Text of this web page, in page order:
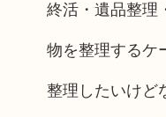
終活・遺品整理
物を整理するケ
整理したいけ